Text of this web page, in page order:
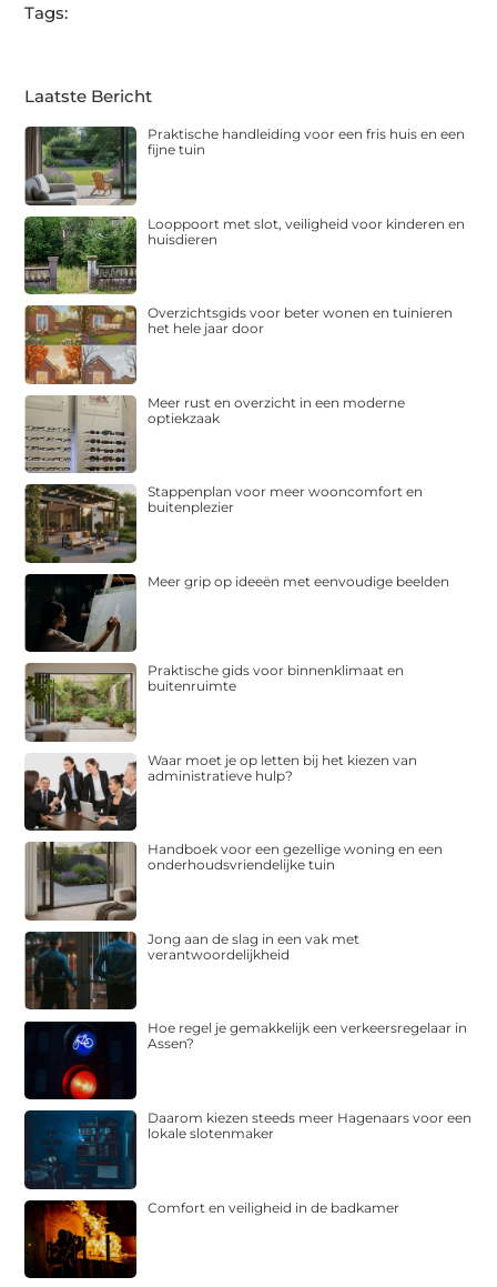
Tags:
Laatste Bericht
Praktische handleiding voor een fris huis en een
fijne tuin
Looppoort met slot, veiligheid voor kinderen en
huisdieren
Overzichtsgids voor beter wonen en tuinieren
het hele jaar door
Meer rust en overzicht in een moderne
optiekzaak
Stappenplan voor meer wooncomfort en
buitenplezier
Meer grip op ideeën met eenvoudige beelden
Praktische gids voor binnenklimaat en
buitenruimte
Waar moet je op letten bij het kiezen van
administratieve hulp?
Handboek voor een gezellige woning en een
onderhoudsvriendelijke tuin
Jong aan de slag in een vak met
verantwoordelijkheid
Hoe regel je gemakkelijk een verkeersregelaar in
Assen?
Daarom kiezen steeds meer Hagenaars voor een
lokale slotenmaker
Comfort en veiligheid in de badkamer